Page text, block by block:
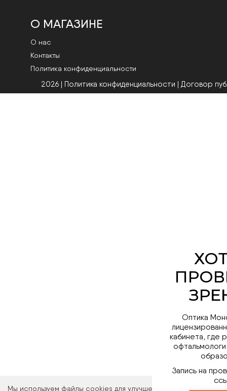
Мы используем файлы cookies для улучшения работы сайта.
О МАГАЗИНЕ
О нас
Контакты
Политика конфиденциальности
2026 | Политика конфиденциальности | Договор
Оптика
кабинета, где
Запись на